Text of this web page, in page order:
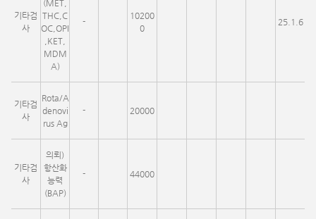
기타검
사
(MET,
THC,C
OC,OPI
,KET,
MDM
A)
-
10200
0
25.1.6
기타검
사
Rota/A
denovi
rus Ag
- 20000
기타검
사
의뢰)
항산화
능력
(BAP)
- 44000